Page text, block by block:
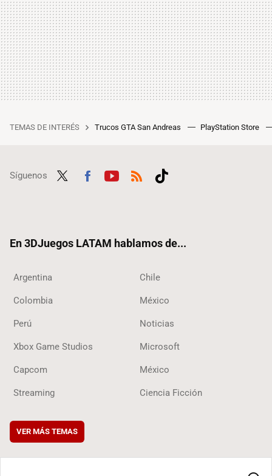
TEMAS DE INTERÉS Trucos GTA San Andreas PlayStation Store
Síguenos
En 3DJuegos LATAM hablamos de...
Argentina Chile
Colombia México
Perú Noticias
Xbox Game Studios Microsoft
Capcom México
Streaming Ciencia Ficción
VER MÁS TEMAS